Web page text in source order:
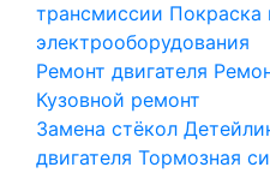
трансмиссии Покраска
электрооборудования
Ремонт двигателя
Кузовной ремонт
Замена стёкол
двигателя Тормозная